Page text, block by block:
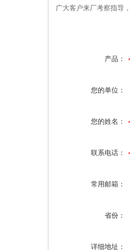
广大客户来厂考察指导
产品：
您的单位：
您的姓名：
联系电话：
常用邮箱：
省份：
详细地址：